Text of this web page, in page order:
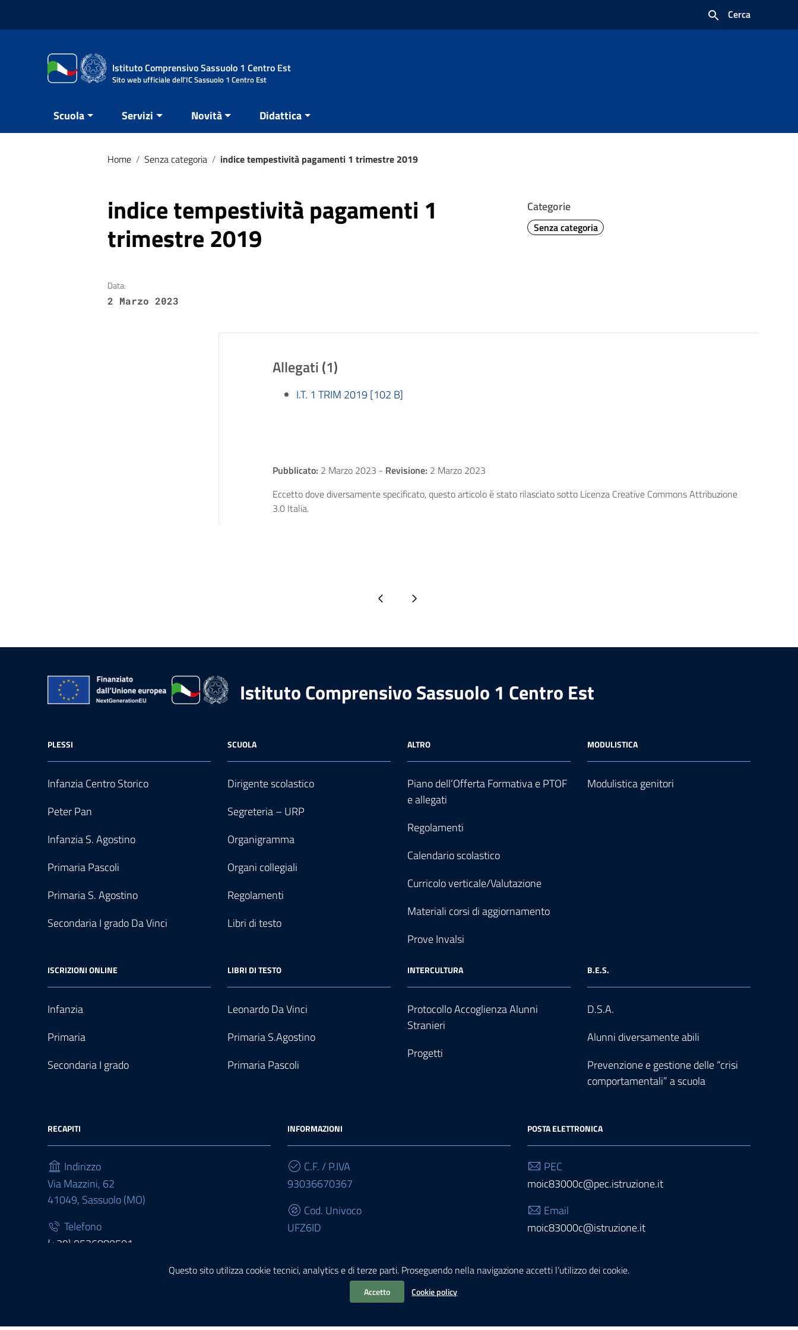
Questo sito utilizza cookie tecnici, analytics e di terze parti. Proseguendo nella navigazione accetti l’utilizzo dei cookie.
Accetto Cookie policy
Cerca
Istituto Comprensivo Sassuolo 1 Centro Est
Sito web ufficiale dell'IC Sassuolo 1 Centro Est
Scuola Servizi Novità Didattica
Home / Senza categoria / indice tempestività pagamenti 1 trimestre 2019
indice tempestività pagamenti 1
trimestre 2019
Categorie
Senza categoria
Data:
2 Marzo 2023
Allegati (1)
I.T. 1 TRIM 2019 [102 B]
Pubblicato: 2 Marzo 2023 - Revisione: 2 Marzo 2023
Eccetto dove diversamente specificato, questo articolo è stato rilasciato sotto Licenza Creative Commons Attribuzione
3.0 Italia.
Pagina precedentePagina successiva
Istituto Comprensivo Sassuolo 1 Centro Est
PLESSI
Infanzia Centro Storico
Peter Pan
Infanzia S. Agostino
Primaria Pascoli
Primaria S. Agostino
Secondaria I grado Da Vinci
SCUOLA
Dirigente scolastico
Segreteria – URP
Organigramma
Organi collegiali
Regolamenti
Libri di testo
ALTRO
Piano dell’Offerta Formativa e PTOF
e allegati
Regolamenti
Calendario scolastico
Curricolo verticale/Valutazione
Materiali corsi di aggiornamento
Prove Invalsi
MODULISTICA
Modulistica genitori
ISCRIZIONI ONLINE
Infanzia
Primaria
Secondaria I grado
LIBRI DI TESTO
Leonardo Da Vinci
Primaria S.Agostino
Primaria Pascoli
INTERCULTURA
Protocollo Accoglienza Alunni
Stranieri
Progetti
B.E.S.
D.S.A.
Alunni diversamente abili
Prevenzione e gestione delle “crisi
comportamentali” a scuola
RECAPITI
Indirizzo
Via Mazzini, 62
41049, Sassuolo (MO)
Telefono
(+39) 0536880501
INFORMAZIONI
C.F. / P.IVA
93036670367
Cod. Univoco
UFZ6ID
IT68E0503467010000000015950
POSTA ELETTRONICA
PEC
moic83000c@pec.istruzione.it
Email
moic83000c@istruzione.it